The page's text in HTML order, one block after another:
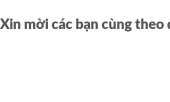
Xin mời các bạn cùng theo